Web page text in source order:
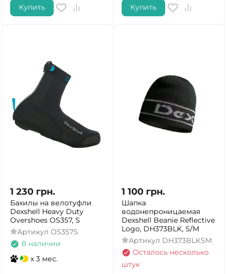
Купить Купить
1 230 грн.
Бахилы на велотуфли
Dexshell Heavy Duty
Overshoes OS357, S
Артикул OS357S
В наличии
x 3 мес.
1 100 грн.
Шапка
водонепроницаемая
Dexshell Beanie Reflective
Logo, DH373BLK, S/M
Артикул DH373BLKSM
Осталось несколько
штук